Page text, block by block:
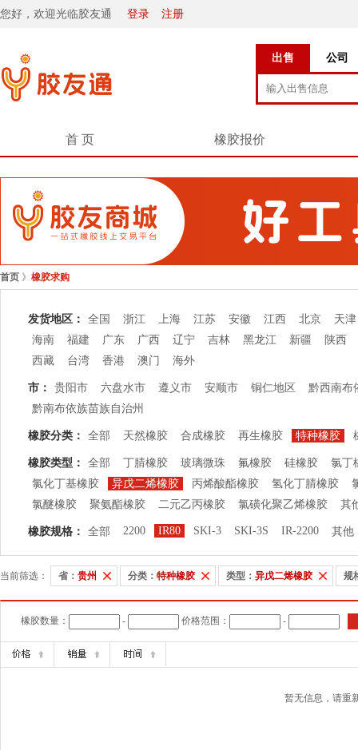
您好，欢迎光临胶友通 登录 注册
出售 公司
首 页 橡胶报价
首页 》 橡胶求购
发货地区： 全国 浙江 上海 江苏 安徽 江西 北京
天津
海南
福建 广东 广西 辽宁 吉林 黑龙江 新疆
陕西
西藏
台湾 香港 澳门 海外
市： 贵阳市 六盘水市 遵义市 安顺市 铜仁地区
黔西南布
黔南布依族苗族自治州
橡胶分类： 全部 天然橡胶 合成橡胶 再生橡胶 特种橡胶
橡胶类型： 全部 丁腈橡胶 玻璃微珠 氟橡胶 硅橡胶
氯丁
氯化丁基橡胶
异戊二烯橡胶 丙烯酸酯橡胶 氢化丁腈橡胶
氯醚橡胶
聚氨酯橡胶 二元乙丙橡胶 氯磺化聚乙烯橡胶 其
橡胶规格： 全部 2200 IR80 SKI-3 SKI-3S IR-2200 其他
当前筛选： 省： 贵州 分类： 特种橡胶 类型： 异戊二烯橡胶 规
橡胶数量： - 价格范围： -
暂无信息，请重